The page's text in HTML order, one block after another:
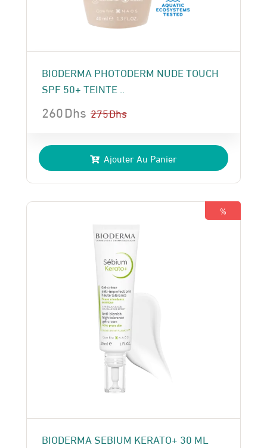
BIODERMA PHOTODERM NUDE TOUCH
SPF 50+ TEINTE ..
275Dhs
prix
initial
était :
275 Dhs.
260Dhs
prix
actuel
est :
260 Dhs.
Ajouter Au Panier
%
BIODERMA SEBIUM KERATO+ 30 ML